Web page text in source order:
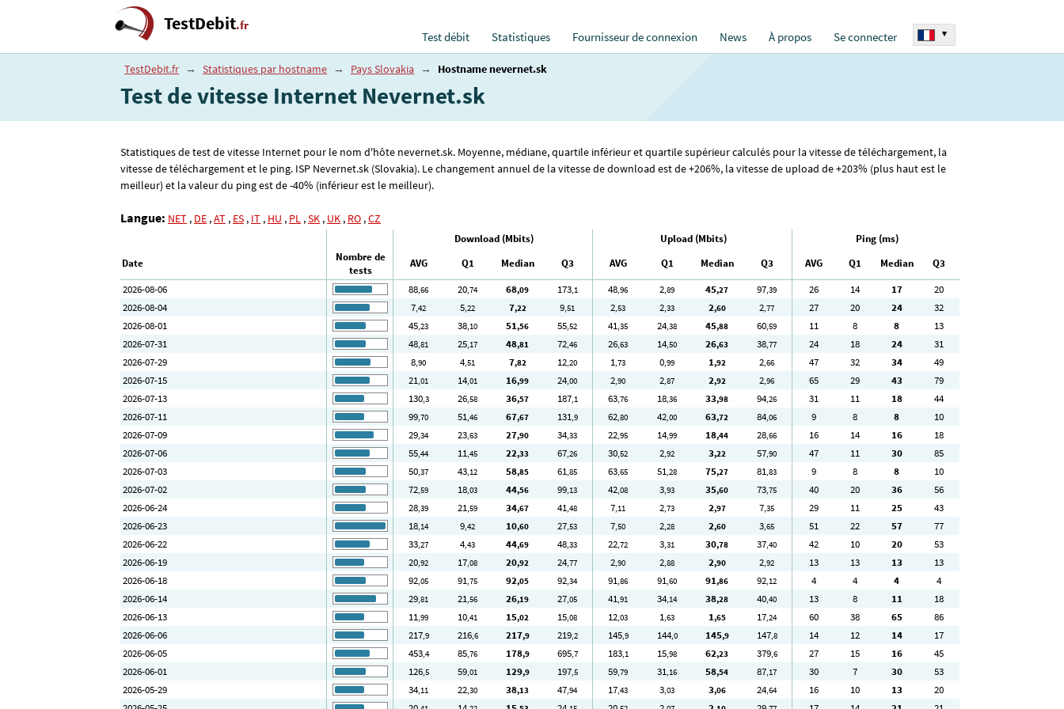
TestDebit.fr
Test débit Statistiques Fournisseur de connexion News À propos Se connecter ▾
TestDebit.fr → Statistiques par hostname → Pays Slovakia → Hostname nevernet.sk
Test de vitesse Internet Nevernet.sk
Statistiques de test de vitesse Internet pour le nom d'hôte nevernet.sk. Moyenne, médiane, quartile inférieur et quartile supérieur calculés pour la vitesse de téléchargement, la
vitesse de téléchargement et le ping. ISP Nevernet.sk (Slovakia). Le changement annuel de la vitesse de download est de +206%, la vitesse de upload de +203% (plus haut est le
meilleur) et la valeur du ping est de -40% (inférieur est le meilleur).
Langue: NET , DE ,AT , ES , IT , HU , PL ,SK , UK , RO ,CZ
Download (Mbits) Upload (Mbits)
Ping (ms)
Date
Nombre de
tests
AVG Q1 Median Q3 AVG Q1 Median Q3 AVG Q1 Median
Q3
2026-08-06
88,66 20,74 68,09 173,1 48,96 2,89 45,27 97,39 26 14 17
20
2026-08-04
7,42 5,22 7,22 9,51 2,53 2,33 2,60 2,77 27 20 24
32
2026-08-01
45,23 38,10 51,56 55,52 41,35 24,38 45,88 60,59 11 8 8
13
2026-07-31
48,81 25,17 48,81 72,46 26,63 14,50 26,63 38,77 24 18 24
31
2026-07-29
8,90 4,51 7,82 12,20 1,73 0,99 1,92 2,66 47 32 34
49
2026-07-15
21,01 14,01 16,99 24,00 2,90 2,87 2,92 2,96 65 29 43
79
2026-07-13
130,3 26,58 36,57 187,1 63,76 18,36 33,98 94,26 31 11 18
44
2026-07-11
99,70 51,46 67,67 131,9 62,80 42,00 63,72 84,06 9 8 8
10
2026-07-09
29,34 23,63 27,90 34,33 22,95 14,99 18,44 28,66 16 14 16
18
2026-07-06
55,44 11,45 22,33 67,26 30,52 2,92 3,22 57,90 47 11 30
85
2026-07-03
50,37 43,12 58,85 61,85 63,65 51,28 75,27 81,83 9 8 8
10
2026-07-02
72,59 18,03 44,56 99,13 42,08 3,93 35,60 73,75 40 20 36
56
2026-06-24
28,39 21,59 34,67 41,48 7,11 2,73 2,97 7,35 29 11 25
43
2026-06-23
18,14 9,42 10,60 27,53 7,50 2,28 2,60 3,65 51 22 57
77
2026-06-22
33,27 4,43 44,69 48,33 22,72 3,31 30,78 37,40 42 10 20
53
2026-06-19
20,92 17,08 20,92 24,77 2,90 2,88 2,90 2,92 13 13 13
13
2026-06-18
92,05 91,75 92,05 92,34 91,86 91,60 91,86 92,12 4 4 4
4
2026-06-14
29,81 21,56 26,19 27,05 41,91 34,14 38,28 40,40 13 8 11
18
2026-06-13
11,99 10,41 15,02 15,08 12,03 1,63 1,65 17,24 60 38 65
86
2026-06-06
217,9 216,6 217,9 219,2 145,9 144,0 145,9 147,8 14 12 14
17
2026-06-05
453,4 85,76 178,9 695,7 183,1 15,98 62,23 379,6 27 15 16
45
2026-06-01
126,5 59,01 129,9 197,5 59,79 31,16 58,54 87,17 30 7 30
53
2026-05-29
34,11 22,30 38,13 47,94 17,43 3,03 3,06 24,64 16 10 13
20